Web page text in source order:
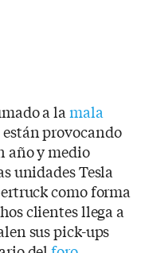
a la mala
provocando
año y medio
unidades Tesla
como forma
clientes llega a
sus pick-ups